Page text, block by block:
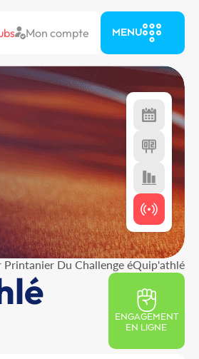
Mon compte MENU
Printanier Du Challenge éQuip'athlé
ENGAGEMENT
EN LIGNE